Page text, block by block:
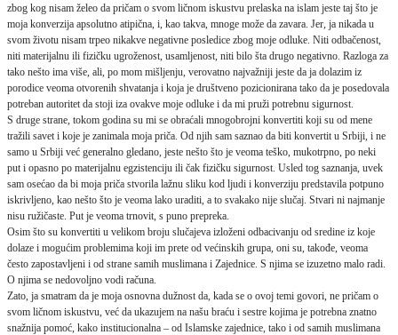
zbog kog nisam želeo da pričam o svom ličnom iskustvu prelaska na islam jeste taj što je
moja konverzija apsolutno atipična, i, kao takva, mnoge može da zavara. Jer, ja nikada u
svom životu nisam trpeo nikakve negativne posledice zbog moje odluke. Niti odbačenost,
niti materijalnu ili fizičku ugroženost, usamljenost, niti bilo šta drugo negativno. Razloga za
tako nešto ima više, ali, po mom mišljenju, verovatno najvažniji jeste da ja dolazim iz
porodice veoma otvorenih shvatanja i koja je društveno pozicionirana tako da je posedovala
potreban autoritet da stoji iza ovakve moje odluke i da mi pruži potrebnu sigurnost.
S druge strane, tokom godina su mi se obraćali mnogobrojni konvertiti koji su od mene
tražili savet i koje je zanimala moja priča. Od njih sam saznao da biti konvertit u Srbiji, i ne
samo u Srbiji već generalno gledano, jeste nešto što je veoma teško, mukotrpno, po neki
put i opasno po materijalnu egzistenciju ili čak fizičku sigurnost. Usled tog saznanja, uvek
sam osećao da bi moja priča stvorila lažnu sliku kod ljudi i konverziju predstavila potpuno
iskrivljeno, kao nešto što je veoma lako uraditi, a to svakako nije slučaj. Stvari ni najmanje
nisu ružičaste. Put je veoma trnovit, s puno prepreka.
Osim što su konvertiti u velikom broju slučajeva izloženi odbacivanju od sredine iz koje
dolaze i mogućim problemima koji im prete od većinskih grupa, oni su, takođe, veoma
često zapostavljeni i od strane samih muslimana i Zajednice. S njima se izuzetno malo radi.
O njima se nedovoljno vodi računa.
Zato, ja smatram da je moja osnovna dužnost da, kada se o ovoj temi govori, ne pričam o
svom ličnom iskustvu, već da ukazujem na našu braću i sestre kojima je potrebna znatno
snažnija pomoć, kako institucionalna – od Islamske zajednice, tako i od samih muslimana